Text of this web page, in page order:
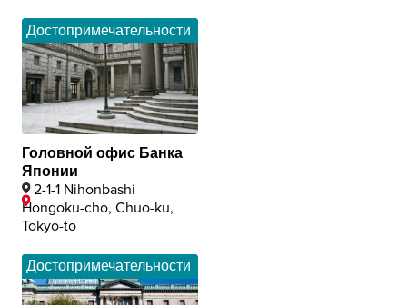
Достопримечательности
Головной офис Банка
Японии
2-1-1 Nihonbashi
Hongoku-cho, Chuo-ku,
Tokyo-to
Достопримечательности